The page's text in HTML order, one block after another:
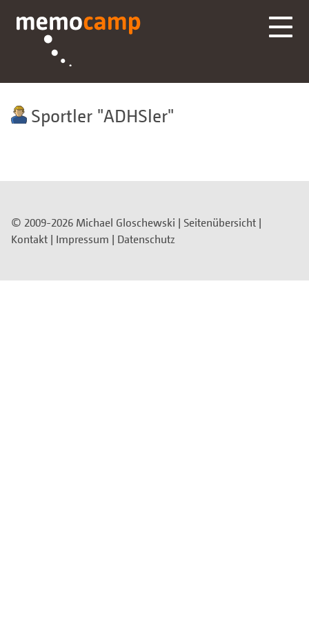
Sportler ADHSler
© 2009-2026 Michael Gloschewski | Seitenübersicht |
Kontakt | Impressum | Datenschutz